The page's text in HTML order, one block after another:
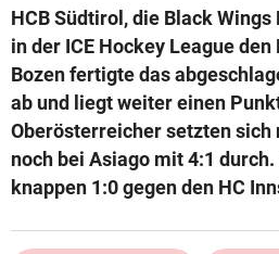
© Krone Multimedia GmbH & Co KG
Muthgasse 2, 1190 Wien
HCB Südtirol, die Black
in der ICE Hockey League
Bozen fertigte das
ab und liegt weiter einen
Oberösterreicher setzten sich
noch bei Asiago mit 4:1
knappen 1:0 gegen den HC